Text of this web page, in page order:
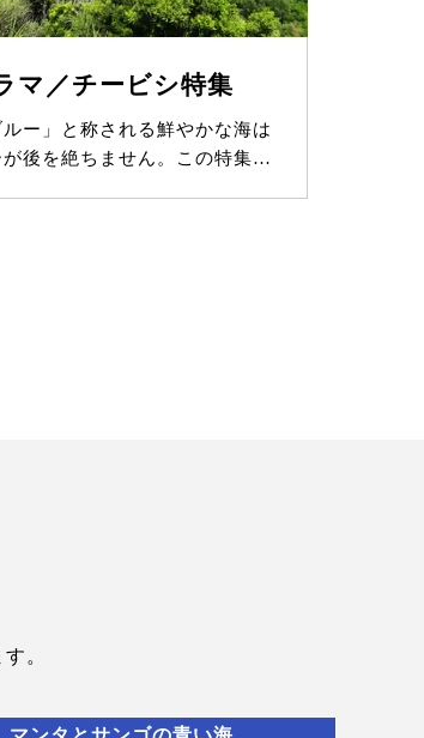
マ／チービシ特集
ルー」と称される鮮やかな海は
が後を絶ちません。この特集…
。